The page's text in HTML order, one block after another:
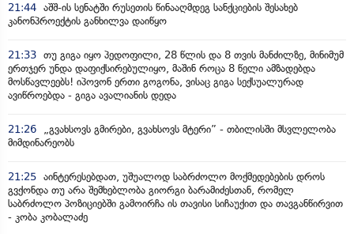
21:44 აშშ-ის სენატში რუსეთის წინააღმდეგ სანქციების შესახებ
კანონპროექტის განხილვა დაიწყო
21:33 თუ გიგა იყო პედოფილი, 28 წლის და 8 თვის მანძილზე, მინიმუმ
ერთჯერ უნდა დაფიქსირებულიყო, მაშინ როცა 8 წელი ამზადებდა
მოსწავლეებს! იპოვონ ერთი გოგონა, ვისაც გიგა სექსუალურად
ავიწროებდა - გიგა ავალიანის დედა
21:26
„გვახსოვს გმირები, გვახსოვს მტერი” - თბილისში მსვლელობა
მიმდინარეობს
21:25 აინტერესებდათ, უშუალოდ საბრძოლო მოქმედებების დროს
გვქონდა თუ არა შემხებლობა გიორგი ბარამიძესთან, რომელ
საბრძოლო პოზიციებში გამოირჩა ის თავისი სიჩაუქით და თავგანწირვით
- კობა კობალაძე